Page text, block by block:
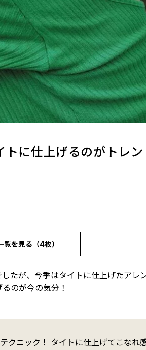
トに仕上げるのがトレ
覧を見る（4枚）
たが、今季はタイトに仕上げたアレ
のが今の気分！
クニック！ タイトに仕上げてこなれ